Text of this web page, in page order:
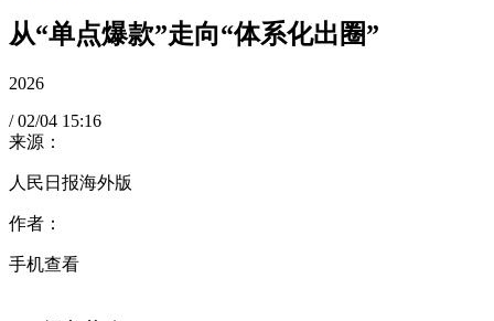
从“单点爆款”走向“体系化出圈”
2026
/ 02/04 15:16
来源：
人民日报海外版
作者：
手机查看